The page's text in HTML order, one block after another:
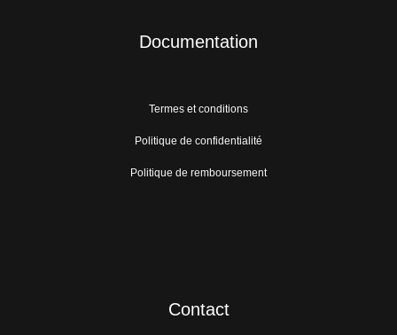
Documentation
Termes et conditions
Politique de confidentialité
Politique de remboursement
Contact